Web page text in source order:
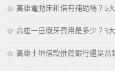
高雄電動床租借有補助嗎？5
高雄一日假牙費用是多少？5
高雄土地借款推薦銀行還是